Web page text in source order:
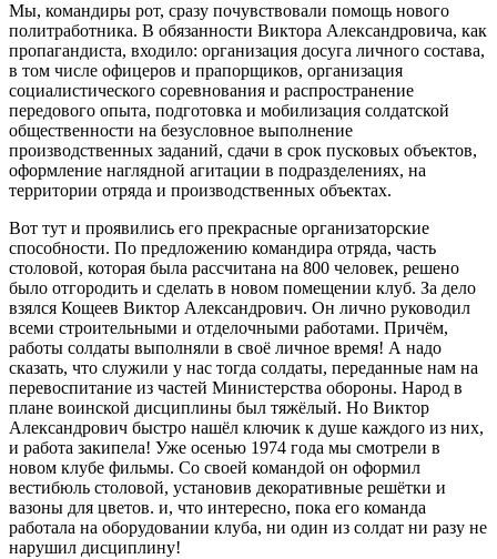
Мы, командиры рот, сразу почувствовали помощь нового
политработника. В обязанности Виктора Александровича, как
пропагандиста, входило: организация досуга личного состава,
в том числе офицеров и прапорщиков, организация
социалистического соревнования и распространение
передового опыта, подготовка и мобилизация солдатской
общественности на безусловное выполнение
производственных заданий, сдачи в срок пусковых объектов,
оформление наглядной агитации в подразделениях, на
территории отряда и производственных объектах.
Вот тут и проявились его прекрасные организаторские
способности. По предложению командира отряда, часть
столовой, которая была рассчитана на 800 человек, решено
было отгородить и сделать в новом помещении клуб. За дело
взялся Кощеев Виктор Александрович. Он лично руководил
всеми строительными и отделочными работами. Причём,
работы солдаты выполняли в своё личное время! А надо
сказать, что служили у нас тогда солдаты, переданные нам на
перевоспитание из частей Министерства обороны. Народ в
плане воинской дисциплины был тяжёлый. Но Виктор
Александрович быстро нашёл ключик к душе каждого из них,
и работа закипела! Уже осенью 1974 года мы смотрели в
новом клубе фильмы. Со своей командой он оформил
вестибюль столовой, установив декоративные решётки и
вазоны для цветов. и, что интересно, пока его команда
работала на оборудовании клуба, ни один из солдат ни разу не
нарушил дисциплину!